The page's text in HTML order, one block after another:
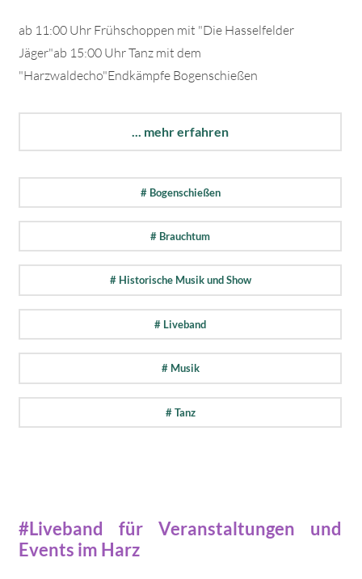
ab 11:00 Uhr Frühschoppen mit "Die Hasselfelder
Jäger"ab 15:00 Uhr Tanz mit dem
"Harzwaldecho"Endkämpfe Bogenschießen
... mehr erfahren
# Bogenschießen
# Brauchtum
# Historische Musik und Show
# Liveband
# Musik
# Tanz
#Liveband für Veranstaltungen und
Events im Harz